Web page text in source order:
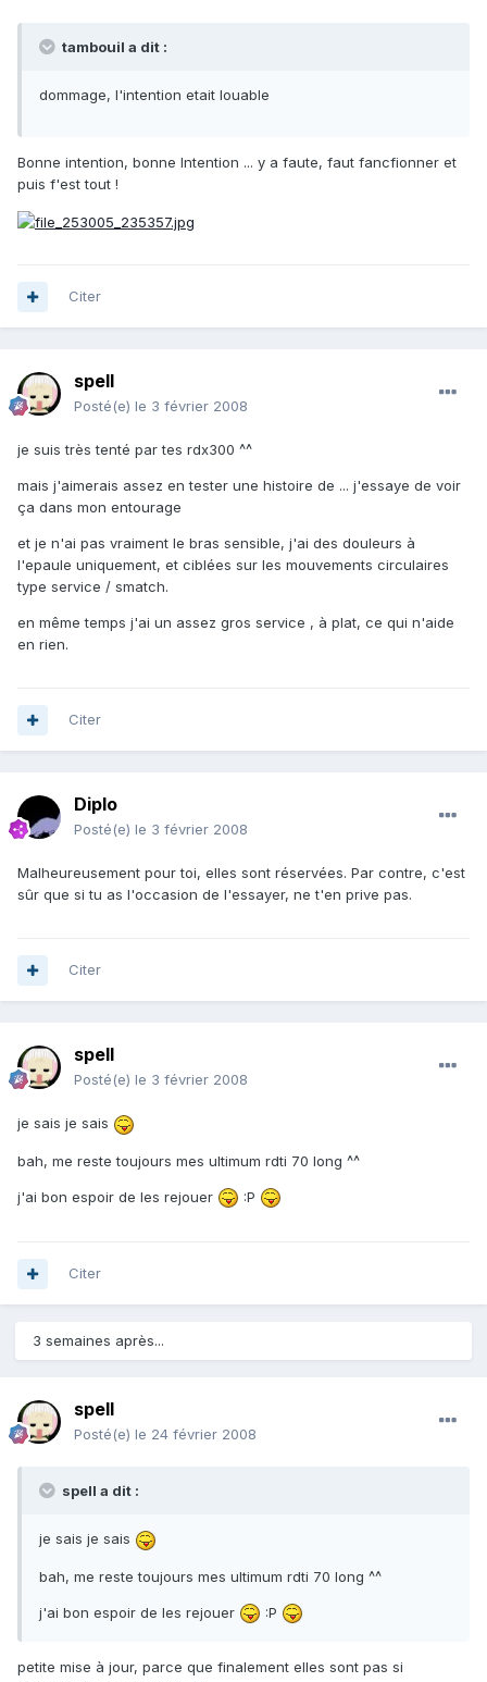
tambouil a dit :
dommage, l'intention etait louable
Bonne intention, bonne Intention ... y a faute, faut fancfionner et
puis f'est tout !
Citer
spell
Posté(e) le 3 février 2008
je suis très tenté par tes rdx300 ^^
mais j'aimerais assez en tester une histoire de ... j'essaye de voir
ça dans mon entourage
et je n'ai pas vraiment le bras sensible, j'ai des douleurs à
l'epaule uniquement, et ciblées sur les mouvements circulaires
type service / smatch.
en même temps j'ai un assez gros service , à plat, ce qui n'aide
en rien.
Citer
Diplo
Posté(e) le 3 février 2008
Malheureusement pour toi, elles sont réservées. Par contre, c'est
sûr que si tu as l'occasion de l'essayer, ne t'en prive pas.
Citer
spell
Posté(e) le 3 février 2008
je sais je sais
bah, me reste toujours mes ultimum rdti 70 long ^^
j'ai bon espoir de les rejouer :P
Citer
3 semaines après...
spell
Posté(e) le 24 février 2008
spell a dit :
je sais je sais
bah, me reste toujours mes ultimum rdti 70 long ^^
j'ai bon espoir de les rejouer :P
petite mise à jour, parce que finalement elles sont pas si